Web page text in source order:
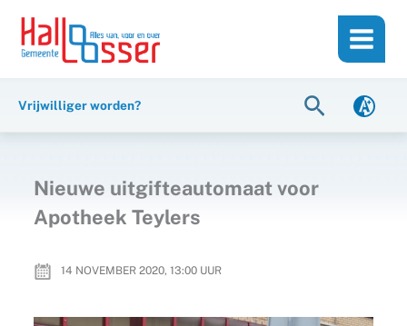
inhoud
naar
Vrijwilliger worden? Zoeken
Nieuwe uitgifteautomaat voor
Apotheek Teylers
14 NOVEMBER 2020, 13:00UUR